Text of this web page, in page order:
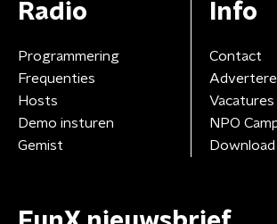
Radio
Programmering
Frequenties
Hosts
Demo insturen
Gemist
Info
Contact
Vacatures
NPO
Download